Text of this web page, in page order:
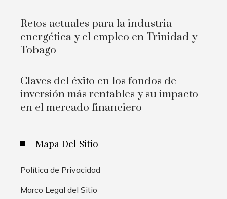
Retos actuales para la industria
energética y el empleo en Trinidad y
Tobago
Claves del éxito en los fondos de
inversión más rentables y su impacto
en el mercado financiero
Mapa Del Sitio
Política de Privacidad
Marco Legal del Sitio